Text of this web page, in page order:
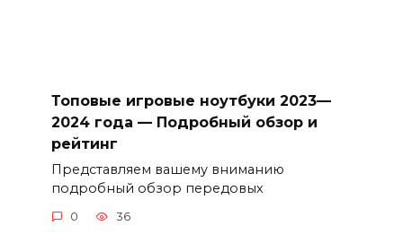
Топовые игровые ноутбуки 2023—
2024 года — Подробный обзор и
рейтинг
Представляем вашему вниманию
подробный обзор передовых
0 36